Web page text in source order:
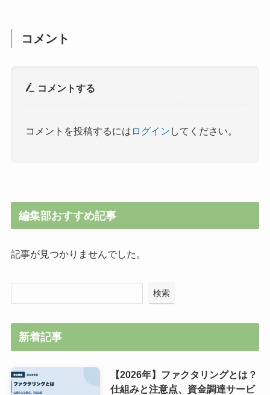
コメント
コメントする
コメントを投稿するには ログイン してください。
編集部おすすめ記事
記事が見つかりませんでした。
検索
新着記事
【2026年】ファクタリングとは？
仕組みと注意点、資金調達サービ